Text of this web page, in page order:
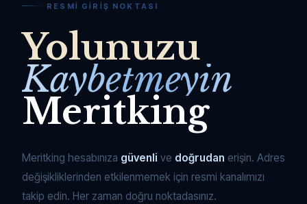
RESMI GIRIŞ NOKTASI
Yolunuzu
Kaybetmeyin
Meritking
Meritking hesabınıza güvenli ve doğrudan erişin. Adres
değişikliklerinden etkilenmemek için resmi kanalımızı
takip edin. Her zaman doğru noktadasınız.